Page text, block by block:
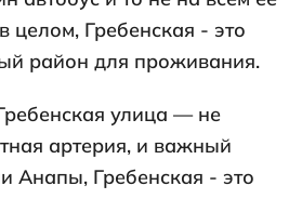
целом, Гребенская - это
район для проживания.
улица — не
артерия, и важный
Анапы, Гребенская - это